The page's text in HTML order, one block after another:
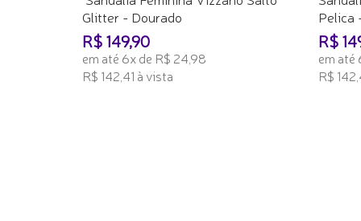
Glitter - Dourado
R$ 149,90
em até 6x de R$ 24,98
R$ 142,41 à vista
Pelica
R$
em até
R$